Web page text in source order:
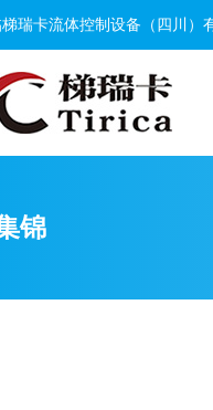
瑞卡流体控制设备（四川）
锦